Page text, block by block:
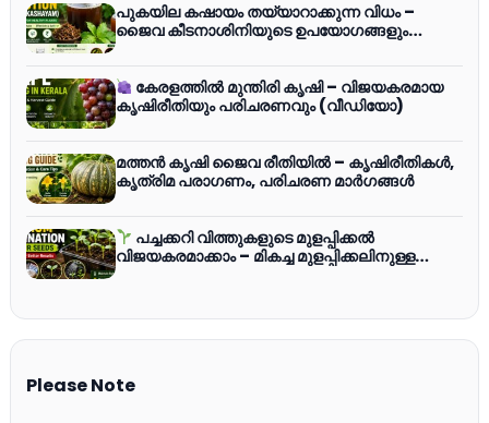
പുകയില കഷായം തയ്യാറാക്കുന്ന വിധം –
ജൈവ കീടനാശിനിയുടെ ഉപയോഗങ്ങളും
കേരളത്തിൽ മുന്തിരി കൃഷി – വിജയകരമായ
കൃഷിരീതിയും പരിചരണവും (വീഡിയോ)
മത്തന്‍ കൃഷി ജൈവ രീതിയില്‍ – കൃഷിരീതികള്‍,
കൃത്രിമ പരാഗണം, പരിചരണ മാര്‍ഗങ്ങള്‍
പച്ചക്കറി വിത്തുകളുടെ മുളപ്പിക്കൽ
വിജയകരമാക്കാം – മികച്ച മുളപ്പിക്കലിനുള്ള
Please Note